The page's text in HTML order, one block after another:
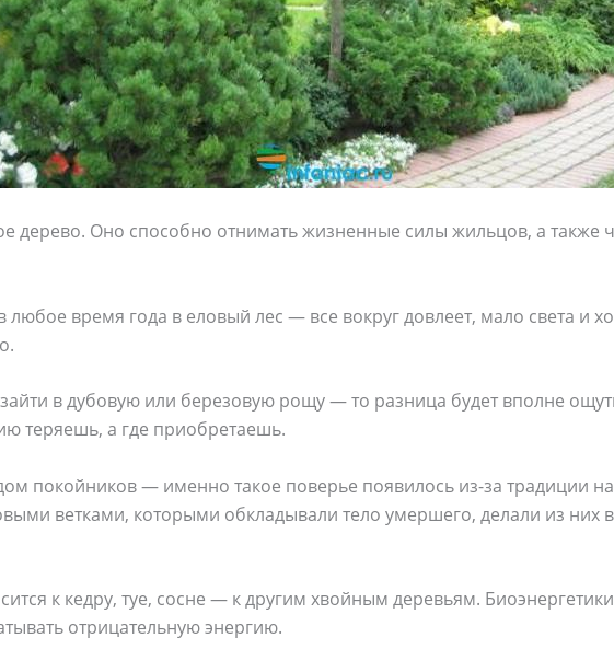
дерево. Оно способно отнимать жизненные силы жильцов, а также
любое время года в еловый лес — все вокруг довлеет, мало света и
зайти в дубовую или березовую рощу — то разница будет вполне
теряешь, а где приобретаешь.
покойников — именно такое поверье появилось из-за традиции
ветками, которыми обкладывали тело умершего, делали из них
к кедру, туе, сосне — к другим хвойным деревьям.
отрицательную энергию.